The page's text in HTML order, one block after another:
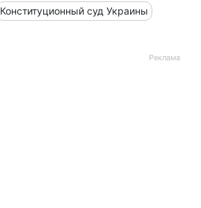
Конституционный суд Украины